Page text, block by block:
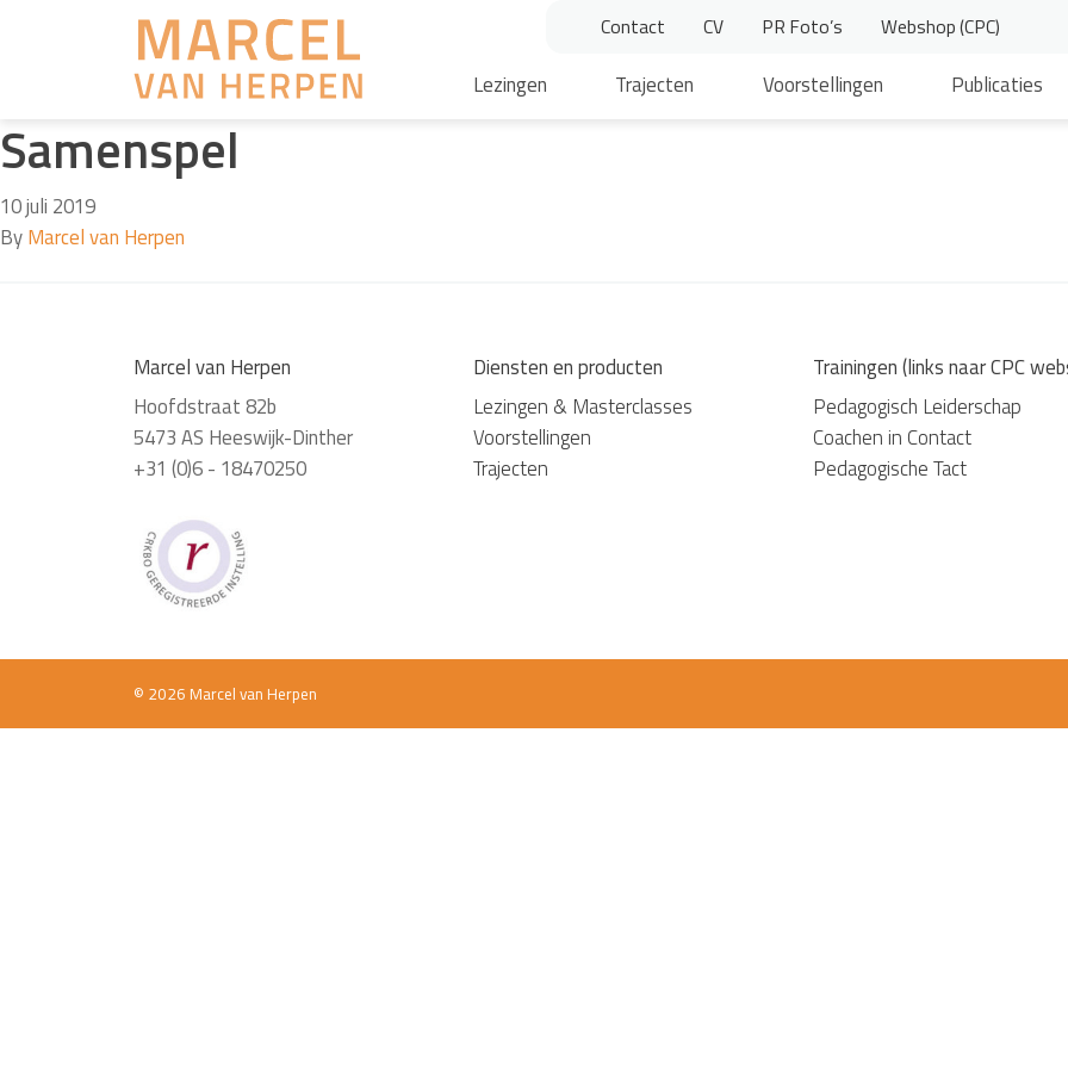
Contact CV PR Foto’s Webshop (CPC)
Lezingen Trajecten Voorstellingen Publicaties
Samenspel
10 juli 2019
ByMarcel van Herpen
Marcel van Herpen
Hoofdstraat 82b
5473 AS Heeswijk-Dinther
+31 (0)6 - 18470250
Diensten en producten
Lezingen & Masterclasses
Voorstellingen
Trajecten
Trainingen (links naar CPC
Pedagogisch Leiderschap
Coachen in Contact
Pedagogische Tact
© 2026 Marcel van Herpen